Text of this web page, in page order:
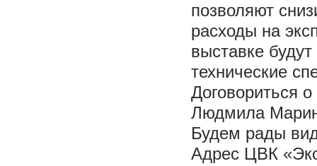
позволяют
расходы на
выставке
технические
Договориться
Людмила
Будем рады
Адрес ЦВК